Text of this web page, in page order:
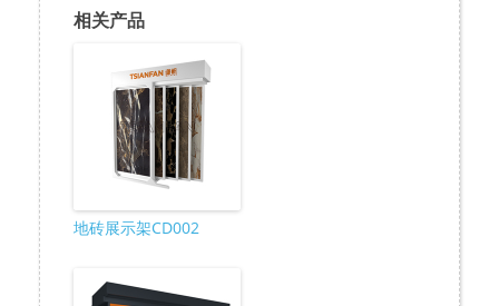
相关产品
地砖展示架CD002